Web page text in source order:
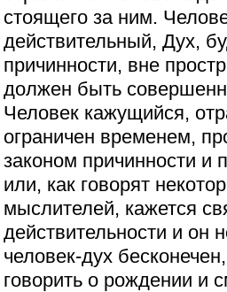
стоящего за ним.
действительный, Дух,
причинности, вне
должен быть
Человек кажущийся,
ограничен временем,
законом причинности и
или, как говорят
мыслителей, кажется
действительности и он
человек-дух
говорить о рождении и